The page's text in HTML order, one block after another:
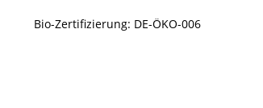
Bio-Zertifizierung: DE-ÖKO-006